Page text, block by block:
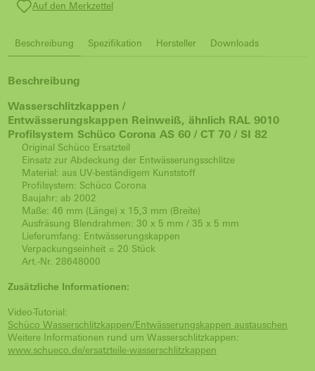
Auf den Merkzettel
Beschreibung Spezifikation Hersteller Downloads
Beschreibung
Wasserschlitzkappen /
Entwässerungskappen Reinweiß, ähnlich RAL 9010
Profilsystem Schüco Corona AS 60 / CT 70 / SI 82
Original Schüco Ersatzteil
Einsatz zur Abdeckung der Entwässerungsschlitze
Material: aus UV-beständigem Kunststoff
Profilsystem: Schüco Corona
Baujahr: ab 2002
Maße: 46 mm (Länge) x 15,3 mm (Breite)
Ausfräsung Blendrahmen: 30 x 5 mm / 35 x 5 mm
Lieferumfang: Entwässerungskappen
Verpackungseinheit = 20 Stück
Art.-Nr. 28648000
Zusätzliche Informationen:
Video-Tutorial:
Schüco Wasserschlitzkappen/Entwässerungskappen austauschen
Weitere Informationen rund um Wasserschlitzkappen:
www.schueco.de/ersatzteile-wasserschlitzkappen